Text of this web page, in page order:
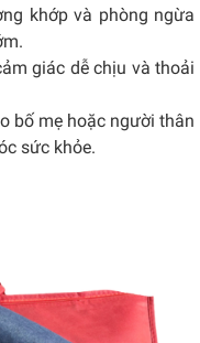
khớp và phòng ngừa
giác dễ chịu và thoải
bố mẹ hoặc người thân
sức khỏe.